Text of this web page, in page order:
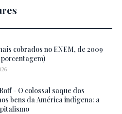
cobrados no ENEM, de 2009
porcentagem)
- O colossal saque dos
bens da América indígena: a